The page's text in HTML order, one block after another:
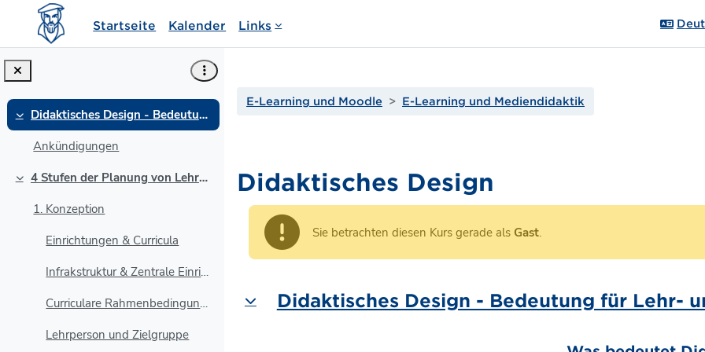
Zum Hauptinhalt
Startseite Kalender Links
Einklappen
Didaktisches Design - Bedeutung für Lehr- und Lernprozesse
Ankündigungen
Einklappen
4 Stufen der Planung von Lehrveranstaltungen
1. Konzeption
Einrichtungen & Curricula
Infrakstruktur & Zentrale Einrichtungen
Curriculare Rahmenbedingungen
Lehrperson und Zielgruppe
E-Learning und Moodle E-Learning und Mediendidaktik
Didaktisches Design
Sie betrachten diesen Kurs gerade als Gast.
Abschnittsübersicht
EinklappenDidaktisches Design - Bedeutung für Lehr-